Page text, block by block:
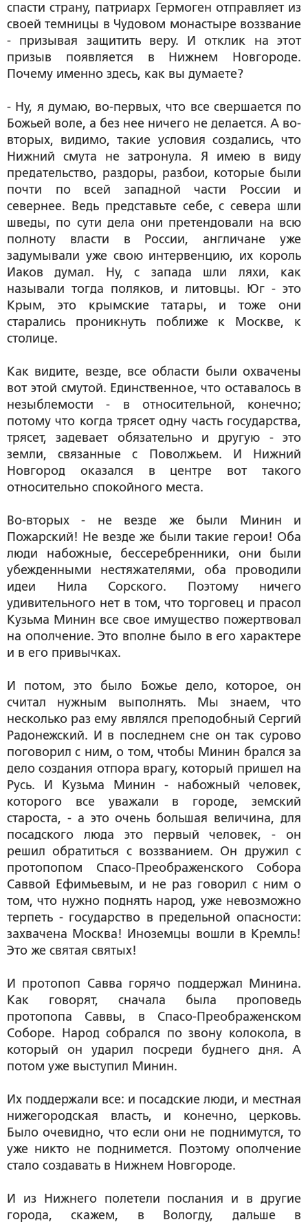
спасти страну, патриарх Гермоген отправляет из
своей темницы в Чудовом монастыре воззвание
- призывая защитить веру. И отклик на этот
призыв появляется в Нижнем Новгороде.
Почему именно здесь, как вы думаете?
- Ну, я думаю, во-первых, что все свершается по
Божьей воле, а без нее ничего не делается. А во-
вторых, видимо, такие условия создались, что
Нижний смута не затронула. Я имею в виду
предательство, раздоры, разбои, которые были
почти по всей западной части России и
севернее. Ведь представьте себе, с севера шли
шведы, по сути дела они претендовали на всю
полноту власти в России, англичане уже
задумывали уже свою интервенцию, их король
Иаков думал. Ну, с запада шли ляхи, как
называли тогда поляков, и литовцы. Юг - это
Крым, это крымские татары, и тоже они
старались проникнуть поближе к Москве, к
столице.
Как видите, везде, все области были охвачены
вот этой смутой. Единственное, что оставалось в
незыблемости - в относительной, конечно;
потому что когда трясет одну часть государства,
трясет, задевает обязательно и другую - это
земли, связанные с Поволжьем. И Нижний
Новгород оказался в центре вот такого
относительно спокойного места.
Во-вторых - не везде же были Минин и
Пожарский! Не везде же были такие герои! Оба
люди набожные, бессеребренники, они были
убежденными нестяжателями, оба проводили
идеи Нила Сорского. Поэтому ничего
удивительного нет в том, что торговец и прасол
Кузьма Минин все свое имущество пожертвовал
на ополчение. Это вполне было в его характере
и в его привычках.
И потом, это было Божье дело, которое, он
считал нужным выполнять. Мы знаем, что
несколько раз ему являлся преподобный Сергий
Радонежский. И в последнем сне он так сурово
поговорил с ним, о том, чтобы Минин брался за
дело создания отпора врагу, который пришел на
Русь. И Кузьма Минин - набожный человек,
которого все уважали в городе, земский
староста, - а это очень большая величина, для
посадского люда это первый человек, - он
решил обратиться с воззванием. Он дружил с
протопопом Спасо-Преображенского Собора
Саввой Ефимьевым, и не раз говорил с ним о
том, что нужно поднять народ, уже невозможно
терпеть - государство в предельной опасности:
захвачена Москва! Иноземцы вошли в Кремль!
Это же святая святых!
И протопоп Савва горячо поддержал Минина.
Как говорят, сначала была проповедь
протопопа Саввы, в Спасо-Преображенском
Соборе. Народ собрался по звону колокола, в
который он ударил посреди буднего дня. А
потом уже выступил Минин.
Их поддержали все: и посадские люди, и местная
нижегородская власть, и конечно, церковь.
Было очевидно, что если они не поднимутся, то
уже никто не поднимется. Поэтому ополчение
стало создавать в Нижнем Новгороде.
И из Нижнего полетели послания и в другие
города, скажем, в Вологду, дальше в